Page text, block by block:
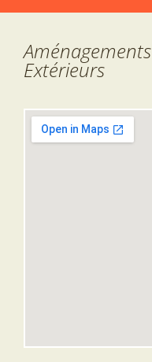
Aménagements
Extérieurs